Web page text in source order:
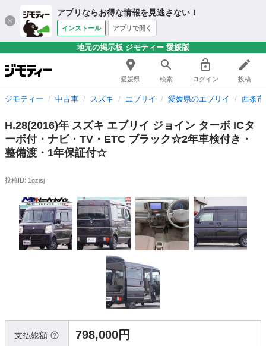
アプリならお得な情報を見逃さない！
インストール アプリで開く
地元の掲示板 ジモティー 愛媛版
愛媛県 検索 ログイン 投稿
ジモティー 中古車 スズキ エブリイ 愛媛県のエブリイ 西条
H.28(2016)年 スズキ エブリイ ジョイン ターボ ICタ
ーボ付・ナビ・TV・ETC ブラック☆2年車検付き・
整備渡・1年保証付☆
投稿ID: 1ozisj
支払総額 798,000円